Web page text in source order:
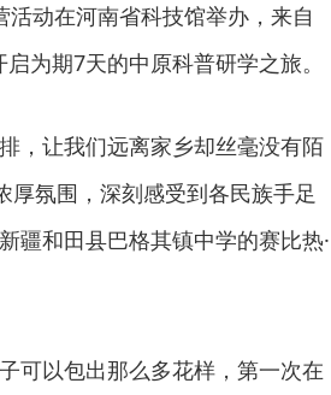
动在河南省科技馆举办，来自
为期7天的中原科普研学之旅。
，让我们远离家乡却丝毫没有陌
氛围，深刻感受到各民族手足
疆和田县巴格其镇中学的赛比热·
可以包出那么多花样，第一次在